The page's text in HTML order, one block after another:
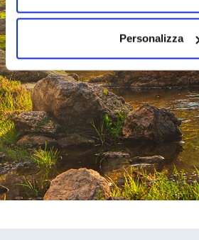
Personalizza